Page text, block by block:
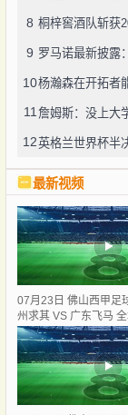
8
9
10
11詹姆斯：没上大
12
最新视频
07月23日 佛山西甲足
州求其 VS 广东飞马